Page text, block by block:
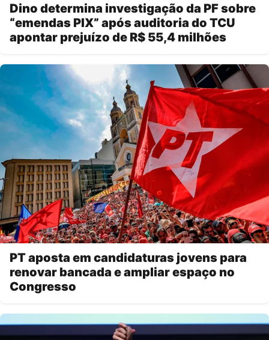
Dino determina investigação da PF sobre
“emendas PIX” após auditoria do TCU
apontar prejuízo de R$ 55,4 milhões
PT aposta em candidaturas jovens para
renovar bancada e ampliar espaço no
Congresso